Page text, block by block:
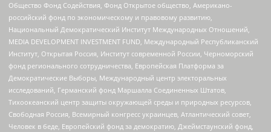
Общество Фонд Содействия, Фонд Открытое общество, Американо-
российский фонд по экономическому и правовому развитию,
Национальный Демократический Институт Международных Отношений,
MEDIA DEVELOPMENT INVESTMENT FUND, Международный Республиканский
Институт, Открытая Россия, Институт современной России, Черноморский
фонд регионального сотрудничества, Европейская Платформа за
Демократические Выборы, Международный центр электоральных
исследований, Германский фонд Маршалла Соединенных Штатов,
Тихоокеанский центр защиты окружающей среды и природных ресурсов,
Свободная Россия, Всемирный конгресс украинцев, Атлантический совет,
Человек в беде, Европейский фонд за демократию, Джеймстаунский фонд,